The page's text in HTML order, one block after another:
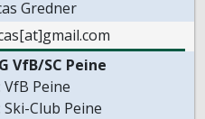
Gredner
VfB/SC Peine
VfB Peine
Ski-Club Peine